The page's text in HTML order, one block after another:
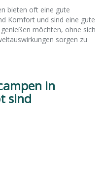
bieten oft eine gute
Komfort und sind eine gute
möchten, ohne sich
sorgen zu
in
sind